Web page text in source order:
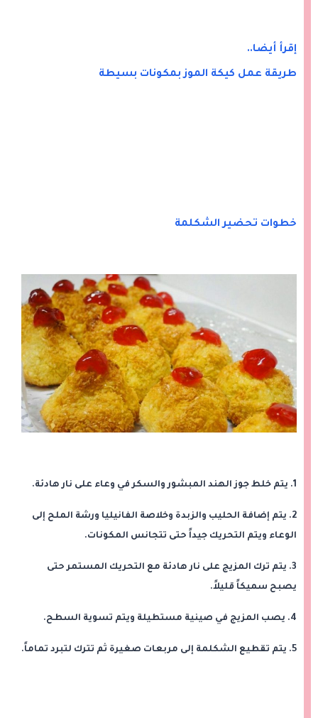
إقرأ أيضا..
طريقة عمل كيكة الموز بمكونات بسيطة
خطوات تحضير الشكلمة
1. يتم خلط جوز الهند المبشور والسكر في وعاء على نار هادئة.
2. يتم إضافة الحليب والزبدة وخلاصة الفانيليا ورشة الملح إلى
الوعاء ويتم التحريك جيداً حتى تتجانس المكونات.
3. يتم ترك المزيج على نار هادئة مع التحريك المستمر حتى
يصبح سميكاً قليلاً.
4. يصب المزيج في صينية مستطيلة ويتم تسوية السطح.
5. يتم تقطيع الشكلمة إلى مربعات صغيرة ثم تترك لتبرد تماماً.